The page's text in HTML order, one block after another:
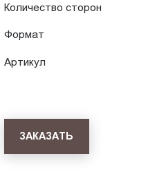
Количество сторон
Формат
Артикул
ЗАКАЗАТЬ